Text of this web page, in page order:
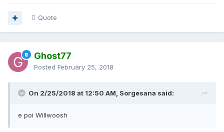
Quote
Ghost77
Posted February 25, 2018
On 2/25/2018 at 12:50 AM, Sorgesana said:
e poi Willwoosh